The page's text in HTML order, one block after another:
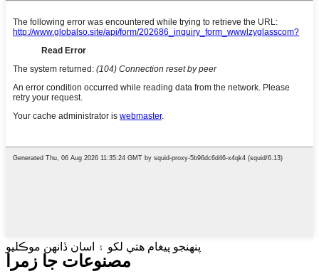
پنهنجو پيغام هتي لکو ۽ اسان ڏانهن موڪليو
مصنوعات جا زمرا